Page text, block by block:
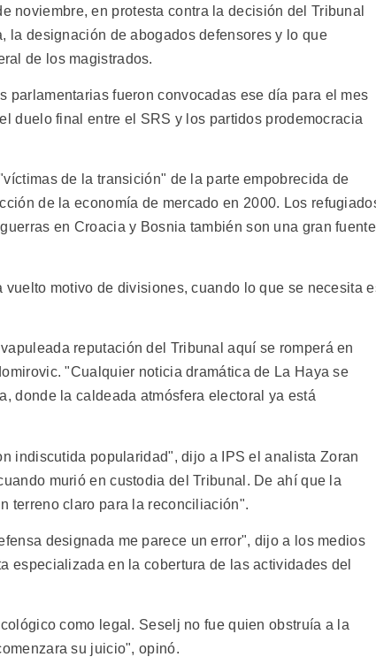
noviembre, en protesta contra la decisión del Tribunal
la designación de abogados defensores y lo que
de los magistrados.
parlamentarias fueron convocadas ese día para el mes
duelo final entre el SRS y los partidos prodemocracia
de la transición" de la parte empobrecida de
de la economía de mercado en 2000. Los
en Croacia y Bosnia también son una gran fuente
motivo de divisiones, cuando lo que se necesita
reputación del Tribunal aquí se romperá en
"Cualquier noticia dramática de La Haya se
donde la caldeada atmósfera electoral ya está
indiscutida popularidad", dijo a IPS el analista Zoran
murió en custodia del Tribunal. De ahí que la
terreno claro para la reconciliación".
designada me parece un error", dijo a los medios
especializada en la cobertura de las actividades del
como legal. Seselj no fue quien obstruía a la
su juicio", opinó.